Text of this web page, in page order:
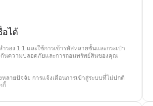
อได้
ำรอง 1:1 และใช้การเข้ารหัสหลายชั้นและกระเป๋า
กันความปลอดภัยและการถอนทรัพย์สินของคุณ
หลายปัจจัย การแจ้งเตือนการเข้าสู่ระบบที่ไม่ปกติ
กี้